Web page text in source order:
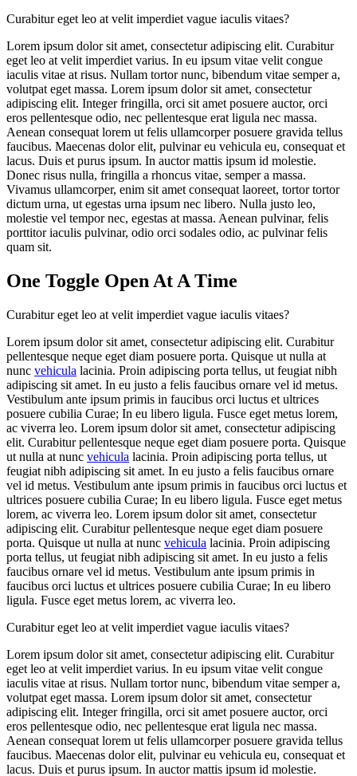
Curabitur eget leo at velit imperdiet vague iaculis vitaes?
Lorem ipsum dolor sit amet, consectetur adipiscing elit. Curabitur
eget leo at velit imperdiet varius. In eu ipsum vitae velit congue
iaculis vitae at risus. Nullam tortor nunc, bibendum vitae semper a,
volutpat eget massa. Lorem ipsum dolor sit amet, consectetur
adipiscing elit. Integer fringilla, orci sit amet posuere auctor, orci
eros pellentesque odio, nec pellentesque erat ligula nec massa.
Aenean consequat lorem ut felis ullamcorper posuere gravida tellus
faucibus. Maecenas dolor elit, pulvinar eu vehicula eu, consequat et
lacus. Duis et purus ipsum. In auctor mattis ipsum id molestie.
Donec risus nulla, fringilla a rhoncus vitae, semper a massa.
Vivamus ullamcorper, enim sit amet consequat laoreet, tortor tortor
dictum urna, ut egestas urna ipsum nec libero. Nulla justo leo,
molestie vel tempor nec, egestas at massa. Aenean pulvinar, felis
porttitor iaculis pulvinar, odio orci sodales odio, ac pulvinar felis
quam sit.
One Toggle Open At A Time
Curabitur eget leo at velit imperdiet vague iaculis vitaes?
Lorem ipsum dolor sit amet, consectetur adipiscing elit. Curabitur
pellentesque neque eget diam posuere porta. Quisque ut nulla at
nunc vehicula lacinia. Proin adipiscing porta tellus, ut feugiat nibh
adipiscing sit amet. In eu justo a felis faucibus ornare vel id metus.
Vestibulum ante ipsum primis in faucibus orci luctus et ultrices
posuere cubilia Curae; In eu libero ligula. Fusce eget metus lorem,
ac viverra leo. Lorem ipsum dolor sit amet, consectetur adipiscing
elit. Curabitur pellentesque neque eget diam posuere porta. Quisque
ut nulla at nunc vehicula lacinia. Proin adipiscing porta tellus, ut
feugiat nibh adipiscing sit amet. In eu justo a felis faucibus ornare
vel id metus. Vestibulum ante ipsum primis in faucibus orci luctus et
ultrices posuere cubilia Curae; In eu libero ligula. Fusce eget metus
lorem, ac viverra leo. Lorem ipsum dolor sit amet, consectetur
adipiscing elit. Curabitur pellentesque neque eget diam posuere
porta. Quisque ut nulla at nunc vehicula lacinia. Proin adipiscing
porta tellus, ut feugiat nibh adipiscing sit amet. In eu justo a felis
faucibus ornare vel id metus. Vestibulum ante ipsum primis in
faucibus orci luctus et ultrices posuere cubilia Curae; In eu libero
ligula. Fusce eget metus lorem, ac viverra leo.
Curabitur eget leo at velit imperdiet vague iaculis vitaes?
Lorem ipsum dolor sit amet, consectetur adipiscing elit. Curabitur
eget leo at velit imperdiet varius. In eu ipsum vitae velit congue
iaculis vitae at risus. Nullam tortor nunc, bibendum vitae semper a,
volutpat eget massa. Lorem ipsum dolor sit amet, consectetur
adipiscing elit. Integer fringilla, orci sit amet posuere auctor, orci
eros pellentesque odio, nec pellentesque erat ligula nec massa.
Aenean consequat lorem ut felis ullamcorper posuere gravida tellus
faucibus. Maecenas dolor elit, pulvinar eu vehicula eu, consequat et
lacus. Duis et purus ipsum. In auctor mattis ipsum id molestie.